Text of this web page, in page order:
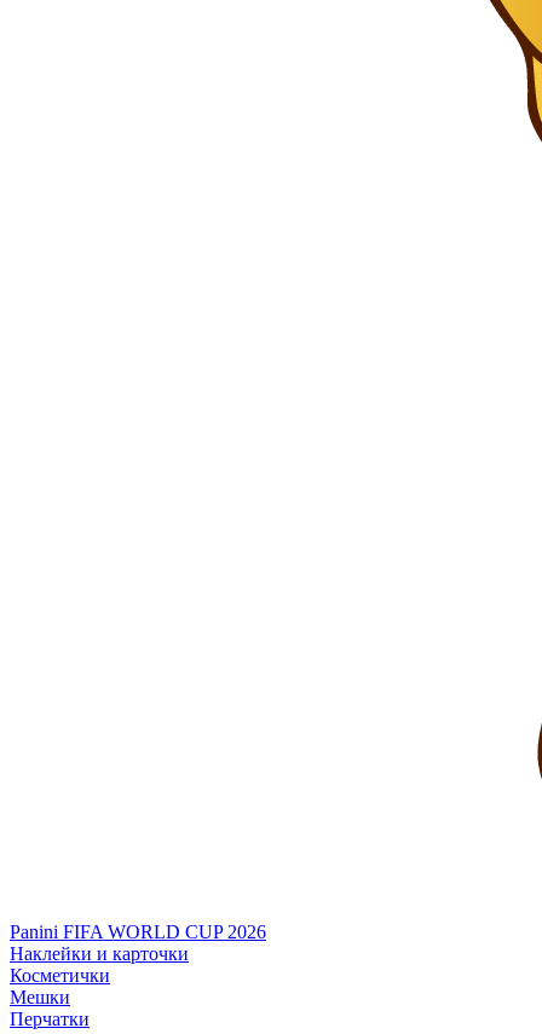
Panini FIFA WORLD CUP 2026
Наклейки и карточки
Косметички
Мешки
Перчатки